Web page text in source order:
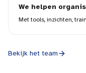
We helpen
Met tools, inzichten,
Bekijk het team